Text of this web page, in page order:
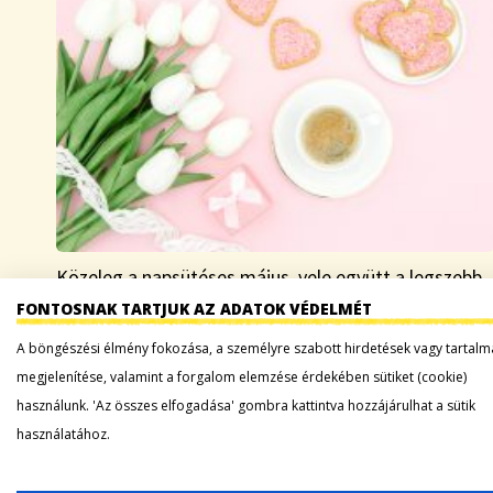
Közeleg a napsütéses május, vele együtt a legszebb
tavaszi ünnep, az anyák napja, melynek eredete
egészen az ókorig nyúlik vissza. Az ókori görög és
római civilizációkban már fontos szerepet
tulajdonítottak…
FONTOSNAK TARTJUK AZ ADATOK VÉDELMÉT
A böngészési élmény fokozása, a személyre szabott hirdetések vagy
megjelenítése, valamint a forgalom elemzése érdekében sütiket (cookie)
használunk. 'Az összes elfogadása' gombra kattintva hozzájárulhat a sütik
használatához.